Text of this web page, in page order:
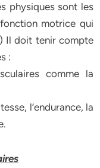
physiques sont les
motrice qui
Il doit tenir compte
:
comme la
l’endurance, la